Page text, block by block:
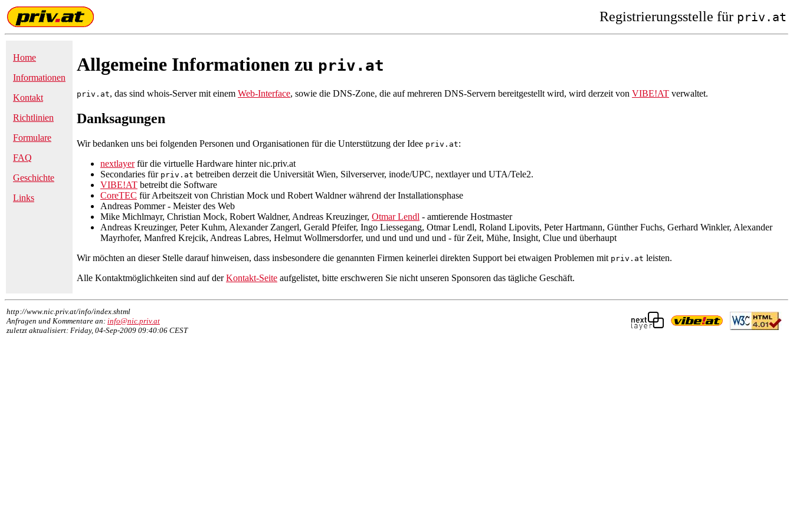
Registrierungsstelle für priv.at
Home
Informationen
Kontakt
Richtlinien
Formulare
FAQ
Geschichte
Links
Allgemeine Informationen zu priv.at
priv.at, das sind whois-Server mit einem Web-Interface, sowie die DNS-Zone, die auf mehreren DNS-Servern bereitgestellt wird, wird derzeit von VIBE!AT verwaltet.
Danksagungen
Wir bedanken uns bei folgenden Personen und Organisationen für die Unterstützung der Idee priv.at:
nextlayerfür die virtuelle Hardware hinter nic.priv.at
Secondaries für priv.at betreiben derzeit die Universität Wien, Silverserver, inode/UPC, nextlayer und UTA/Tele2.
VIBE!AT betreibt die Software
CoreTEC für Arbeitszeit von Christian Mock und Robert Waldner während der Installationsphase
Andreas Pommer - Meister des Web
Mike Michlmayr, Christian Mock, Robert Waldner, Andreas Kreuzinger, Otmar Lendl - amtierende Hostmaster
Andreas Kreuzinger, Peter Kuhm, Alexander Zangerl, Gerald Pfeifer, Ingo Liessegang, Otmar Lendl, Roland Lipovits, Peter Hartmann, Günther Fuchs, Gerhard Winkler, Alexander
Mayrhofer, Manfred Krejcik, Andreas Labres, Helmut Wollmersdorfer, und und und und und - für Zeit, Mühe, Insight, Clue und überhaupt
Wir möchten an dieser Stelle darauf hinweisen, dass insbesondere die genannten Firmen keinerlei direkten Support bei etwaigen Problemen mit priv.at leisten.
Alle Kontaktmöglichkeiten sind auf derKontakt-Seite aufgelistet, bitte erschweren Sie nicht unseren Sponsoren das tägliche Geschäft.
http://www.nic.priv.at/info/index.shtml
Anfragen und Kommentare an: info@nic.priv.at
zuletzt aktualisiert: Friday, 04-Sep-2009 09:40:06 CEST